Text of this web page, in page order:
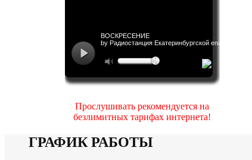
Прослушивать рекомендуется на
безлимитных тарифах интернета!
ГРАФИК РАБОТЫ